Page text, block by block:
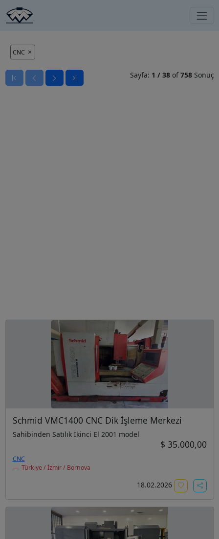
CNC
Sayfa: 1 / 38 of758Sonuç
Schmid VMC1400 CNC Dik İşleme Merkezi
Sahibinden Satılık İkinci El 2001 model
$ 35.000,00
CNC
Türkiye / İzmir / Bornova
18.02.2026